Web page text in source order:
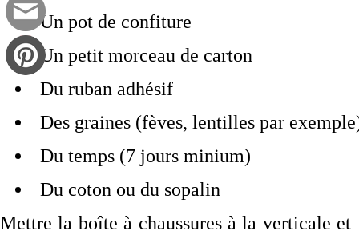
Un pot de confiture
Un petit morceau de carton
Du ruban adhésif
Des graines (fèves, lentilles par
Du temps (7 jours minium)
Du coton ou du sopalin
Mettre la boîte à chaussures à la verticale